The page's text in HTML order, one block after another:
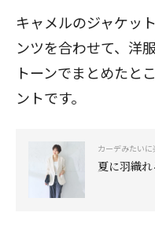
キャメルのジャケッ
ンツを合わせて、洋
トーンでまとめたと
ントです。
カーデみたい
夏に羽織